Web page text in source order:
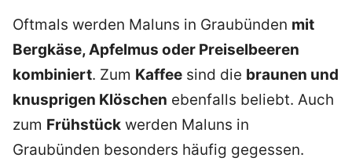
Oftmals werden Maluns in Graubünden mit
Bergkäse, Apfelmus oder Preiselbeeren
kombiniert. Zum Kaffee sind die braunen und
knusprigen Klöschen ebenfalls beliebt. Auch
zum Frühstück werden Maluns in
Graubünden besonders häufig gegessen.